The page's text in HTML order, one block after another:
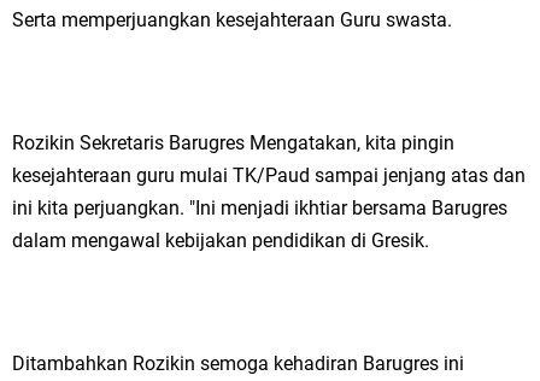
Menuju Indonesia Emas 2045
Hari Jadi Pertama PHIGMA: Advokat dan LBH Perkuat Soliditas di
Jakarta
Zakat Produktif Dorong Kemandirian UMKM, LAZISNU Kedamean Bantu
Serta memperjuangkan kesejahteraan Guru swasta.
Rozikin Sekretaris Barugres Mengatakan, kita pingin
kesejahteraan guru mulai TK/Paud sampai jenjang atas dan
ini kita perjuangkan. "Ini menjadi ikhtiar bersama Barugres
dalam mengawal kebijakan pendidikan di Gresik.
Ditambahkan Rozikin semoga kehadiran Barugres ini